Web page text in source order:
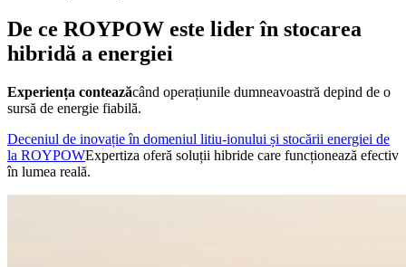
De ce ROYPOW este lider în stocarea
hibridă a energiei
Experiența conteazăcând operațiunile dumneavoastră depind de o
sursă de energie fiabilă.
Deceniul de inovație în domeniul litiu-ionului și stocării energiei de
la ROYPOWExpertiza oferă soluții hibride care funcționează efectiv
în lumea reală.